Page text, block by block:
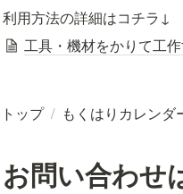
利用方法の詳細はコチラ↓
工具・機材をかりて工
トップ / もくはりカレンダ
お問い合わせ